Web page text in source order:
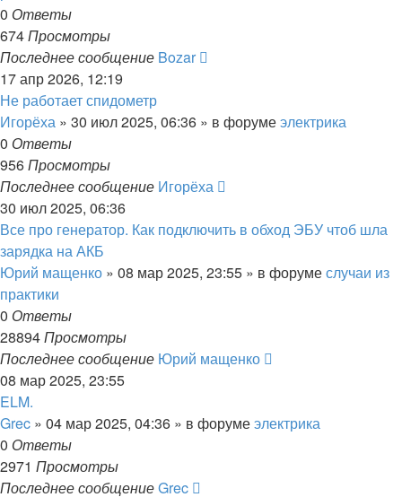
0 Ответы
674Просмотры
Последнее сообщение Bozar
17 апр 2026, 12:19
Не работает спидометр
Игорёха » 30 июл 2025, 06:36 » в форумеэлектрика
0 Ответы
956Просмотры
Последнее сообщение Игорёха
30 июл 2025, 06:36
Все про генератор. Как подключить в обход ЭБУ чтоб шла
зарядка на АКБ
Юрий мащенко » 08 мар 2025, 23:55 » в форумеслучаи из
практики
0 Ответы
28894Просмотры
Последнее сообщение Юрий мащенко
08 мар 2025, 23:55
ELM.
Grec » 04 мар 2025, 04:36 » в форумеэлектрика
0 Ответы
2971 Просмотры
Последнее сообщениеGrec